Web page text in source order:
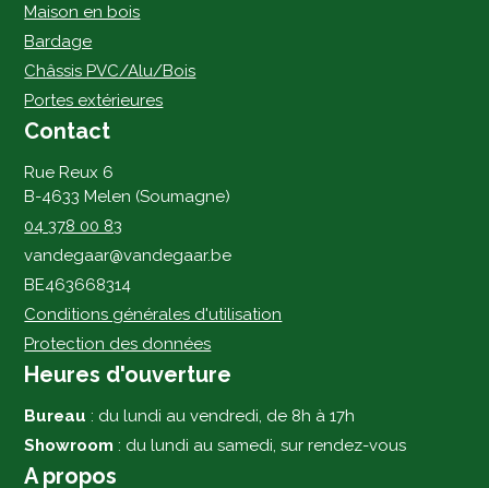
Maison en bois
Bardage
Châssis PVC/Alu/Bois
Portes extérieures
Contact
Rue Reux 6
B-4633 Melen (Soumagne)
04 378 00 83
vandegaar@vandegaar.be
BE463668314
Conditions générales d'utilisation
Protection des données
Heures d'ouverture
Bureau : du lundi au vendredi, de 8h à 17h
Showroom : du lundi au samedi, sur rendez-vous
A propos